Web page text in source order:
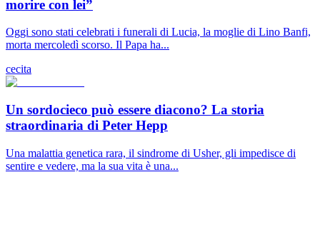
morire con lei”
Oggi sono stati celebrati i funerali di Lucia, la moglie di Lino Banfi,
morta mercoledì scorso. Il Papa ha...
cecita
Un sordocieco può essere diacono? La storia
straordinaria di Peter Hepp
Una malattia genetica rara, il sindrome di Usher, gli impedisce di
sentire e vedere, ma la sua vita è una...